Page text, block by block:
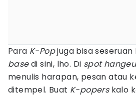
Para K-Popjuga bisa seseruan
basedi sini, lho. Di spot
menulis harapan, pesan atau
ditempel. Buat K-poperskalo